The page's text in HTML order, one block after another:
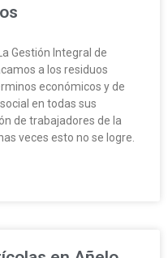
Gestión Integral de
a los residuos
económicos y de
en todas sus
de trabajadores de la
veces esto no se logre.